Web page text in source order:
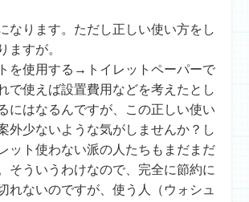
なります。ただし正しい使い方をし
ますが。
を使用する→トイレットペーパーで
で使えば設置費用などを考えたとし
にはなるんですが、この正しい使い
外少ないような気がしませんか？し
ット使わない派の人たちもまだまだ
そういうわけなので、完全に節約に
れないのですが、使う人（ウォシュ